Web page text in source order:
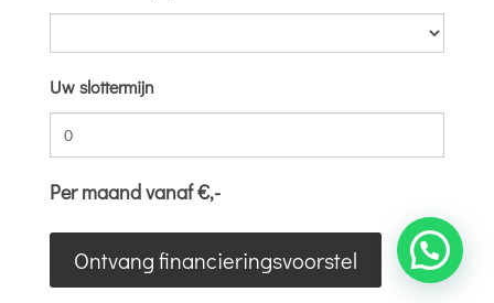
Uw slottermijn
Per maand vanaf €,-
Ontvang financieringsvoorstel